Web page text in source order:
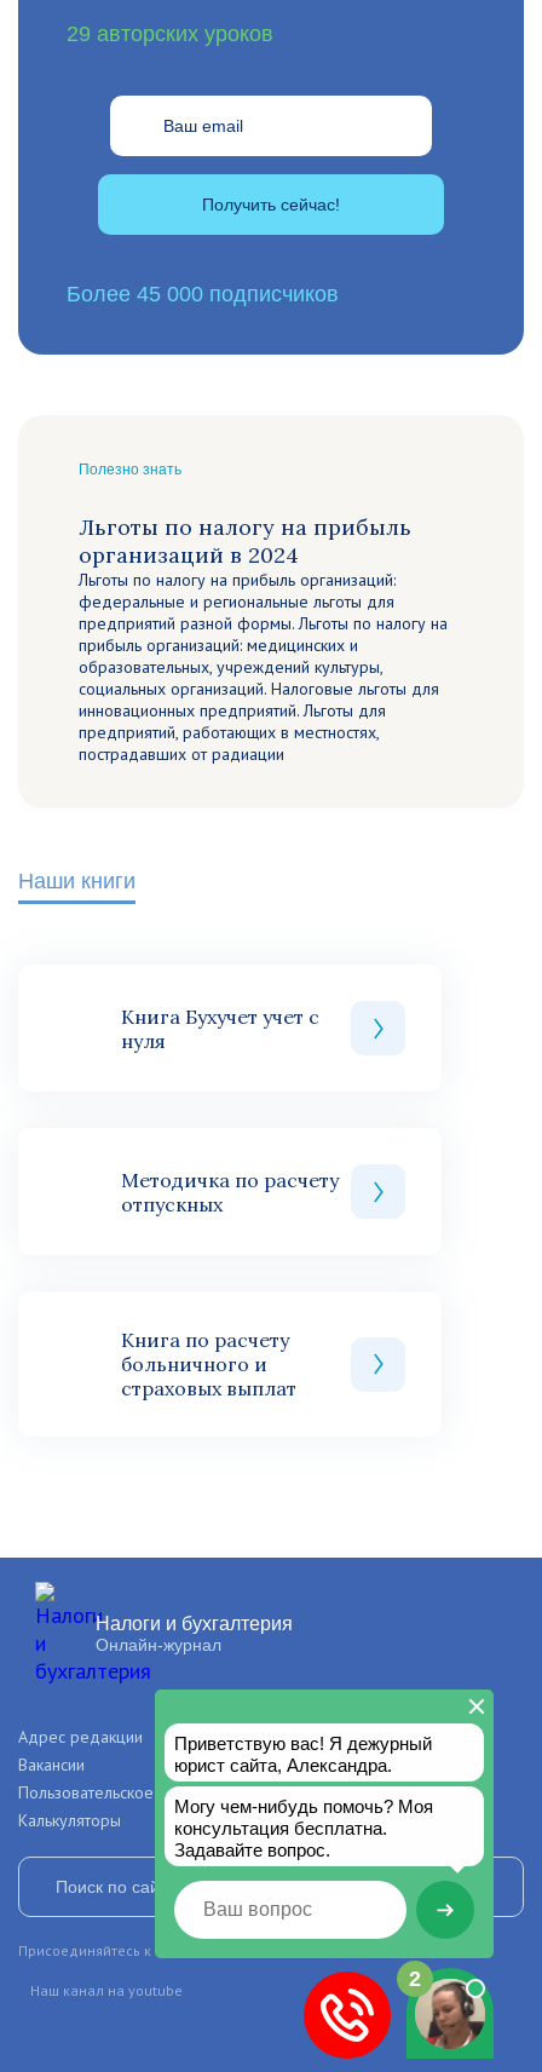
29 авторских уроков
Получить сейчас!
Более 45 000 подписчиков
Полезно знать
Льготы по налогу на прибыль
организаций в 2024
Льготы по налогу на прибыль организаций:
федеральные и региональные льготы для
предприятий разной формы. Льготы по налогу на
прибыль организаций: медицинских и
образовательных, учреждений культуры,
социальных организаций. Налоговые льготы для
инновационных предприятий. Льготы для
предприятий, работающих в местностях,
пострадавших от радиации
Наши книги
Книга Бухучет учет с
нуля
Методичка по расчету
отпускных
Книга по расчету
больничного и
страховых выплат
Налоги и бухгалтерия
Онлайн-журнал
Адрес редакции
О проекте
Вакансии
Рекламодателям
Пользовательское соглашение
Правила и авторские права
Калькуляторы
Присоединяйтесь к нашим сообществам в социальных сетях
Наш канал на youtube